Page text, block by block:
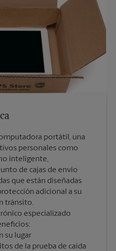
portátil, una
personales como
inteligente,
de cajas de envío
que están diseñadas
adicional a su
tránsito.
especializado
su lugar
de la prueba de caída